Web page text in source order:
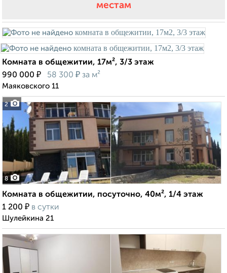
местам
2
Комната в общежитии, 17м², 3/3 этаж
990 000 ₽ 58 300 ₽ за м²
Маяковского 11
8
Комната в общежитии, посуточно, 40м², 1/4 этаж
1 200 ₽ в сутки
Шулейкина 21